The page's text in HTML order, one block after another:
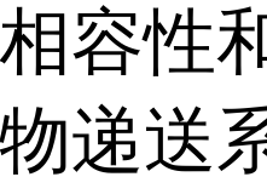
容性
递送